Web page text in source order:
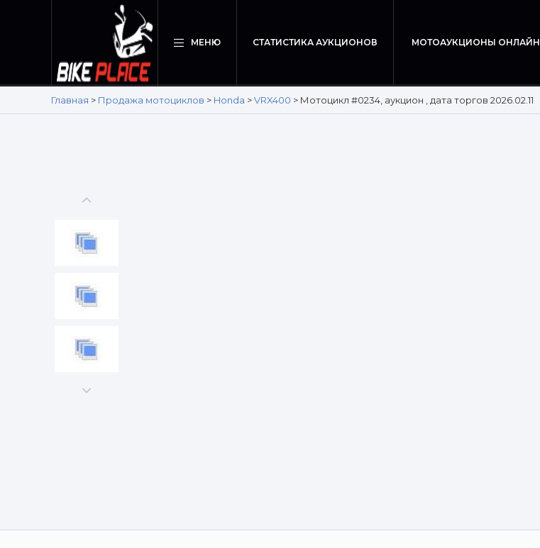
СТАТИСТИКА АУКЦИОНОВ МОТОАУКЦИОНЫ ОНЛАЙН
МЕНЮ
Главная > Продажа мотоциклов > Honda >VRX400 > Мотоцикл #0234, аукцион , дата торгов 2026.02.11